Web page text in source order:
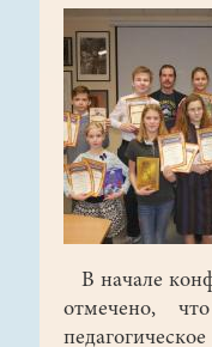
В начале
отмечено,